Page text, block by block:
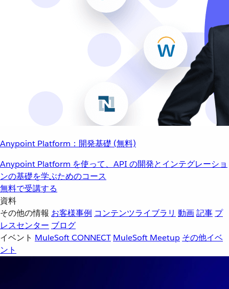
Anypoint Platform：開発基礎 (無料)
Anypoint Platform を使って、API の開発とインテグレーショ
ンの基礎を学ぶためのコース
無料で受講する
資料
その他の情報 お客様事例 コンテンツライブラリ 動画記事 プ
レスセンター ブログ
イベント MuleSoft CONNECT MuleSoft Meetup その他イベ
ント